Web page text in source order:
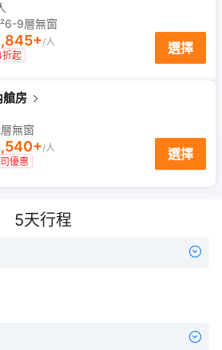
6-9層無窗
+/人
起
選擇
艙房
層無窗
+/人
優惠
選擇
5天行程